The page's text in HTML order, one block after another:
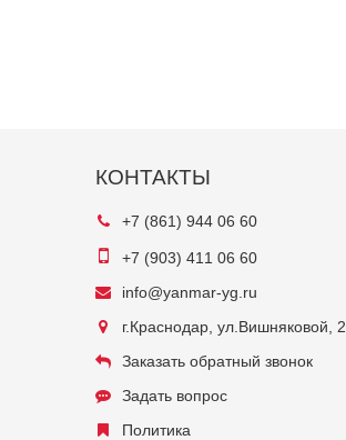
КОНТАКТЫ
+7 (861) 944 06 60
+7 (903) 411 06 60
info@yanmar-yg.ru
г.Краснодар, ул.Вишняковой, 2
Заказать обратный звонок
Задать вопрос
Политика